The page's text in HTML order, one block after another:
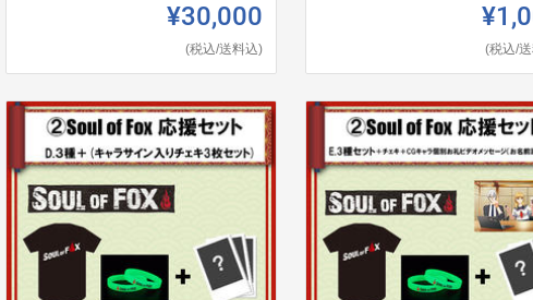
¥30,000
(税込/送料込) (税込/